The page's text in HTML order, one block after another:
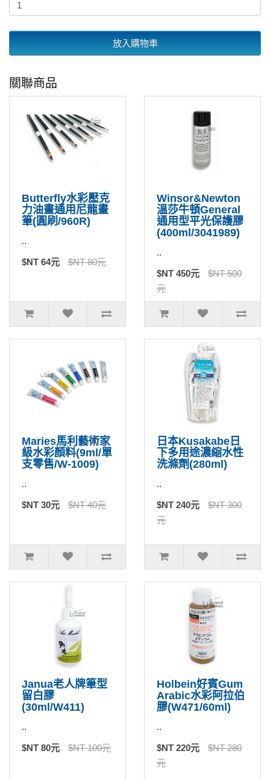
放入購物車
關聯商品
Butterfly水彩壓克
力油畫通用尼龍畫
筆(圓刷/960R)
..
$NT 64元 $NT 80元
Winsor&Newton
溫莎牛頓General
通用型平光保護膠
(400ml/3041989)
..
$NT 450元
$NT 500
元
Maries馬利藝術家
級水彩顏料(9ml/單
支零售/W-1009)
..
$NT 30元 $NT 40元
日本Kusakabe日
下多用途濃縮水性
洗滌劑(280ml)
..
$NT 240元
$NT 300
元
Janua老人牌筆型
留白膠
(30ml/W411)
..
$NT 80元 $NT 100元
Holbein好賓Gum
Arabic水彩阿拉伯
膠(W471/60ml)
..
$NT 220元
$NT 280
元